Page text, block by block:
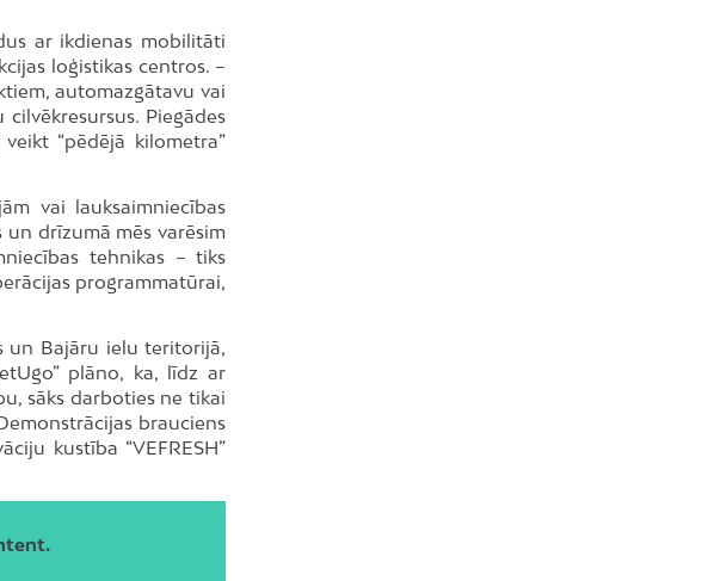
ar ikdienas mobilitāti
loģistikas centros. –
automazgātavu vai
Piegādes
“pēdējā kilometra”
vai lauksaimniecības
drīzumā mēs varēsim
tehnikas – tiks
programmatūrai,
un Bajāru ielu teritorijā,
plāno, ka, līdz ar
sāks darboties ne tikai
brauciens
kustība “VEFRESH”